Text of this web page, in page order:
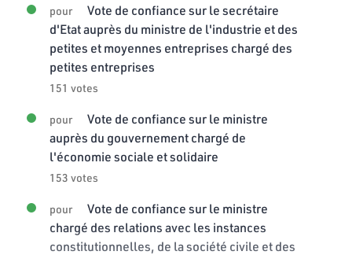
pour
Vote de confiance sur le secrétaire
d'Etat auprès du ministre de l'industrie et des
petites et moyennes entreprises chargé des
petites entreprises
151 votes
pour
Vote de confiance sur le ministre
auprès du gouvernement chargé de
l'économie sociale et solidaire
153 votes
pour
Vote de confiance sur le ministre
chargé des relations avec les instances
constitutionnelles, de la société civile et des